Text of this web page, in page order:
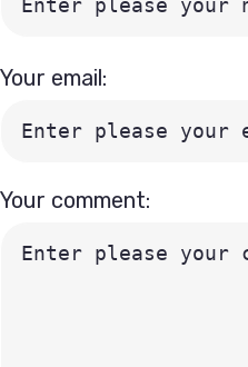
Your comment:
Your email: